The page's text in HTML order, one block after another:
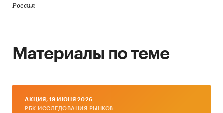
Россия
Материалы по теме
AКЦИЯ, 19 ИЮНЯ 2026
РБК ИССЛЕДОВАНИЯ РЫНКОВ